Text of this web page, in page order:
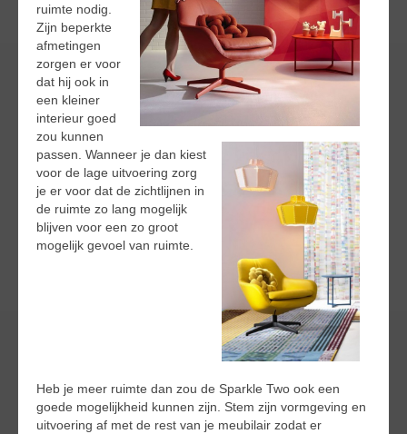
ruimte nodig.
Zijn beperkte
afmetingen
zorgen er voor
dat hij ook in
een kleiner
interieur goed
zou kunnen
passen. Wanneer je dan kiest
voor de lage uitvoering zorg
je er voor dat de zichtlijnen in
de ruimte zo lang mogelijk
blijven voor een zo groot
mogelijk gevoel van ruimte.
Heb je meer ruimte dan zou de Sparkle Two ook een
goede mogelijkheid kunnen zijn. Stem zijn vormgeving en
uitvoering af met de rest van je meubilair zodat er